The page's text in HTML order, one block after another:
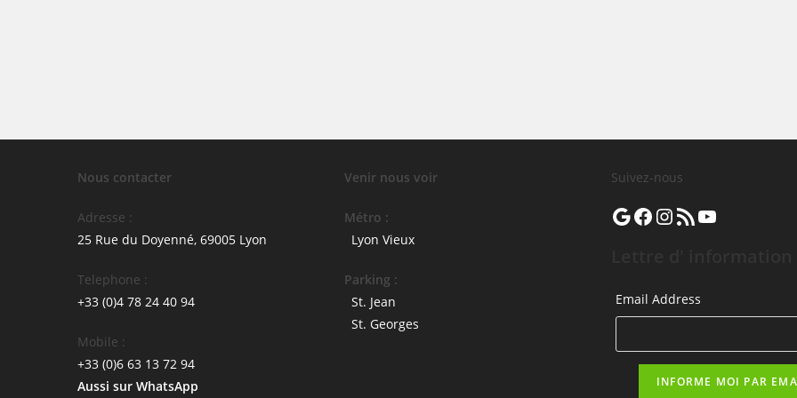
Nous contacter
Adresse :
25 Rue du Doyenné, 69005 Lyon
Telephone :
+33 (0)4 78 24 40 94
Mobile :
+33 (0)6 63 13 72 94
Aussi sur WhatsApp
Venir nous voir
Métro :
Lyon Vieux
Parking :
St. Jean
St. Georges
Suivez-nous
GoogleFacebook
Instagram
Flux RSS YouTube
Email Address